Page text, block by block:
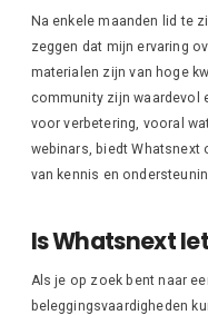
Na enkele maanden lid te
zeggen dat mijn ervaring
materialen zijn van hoge
community zijn waardevol
voor verbetering, vooral
webinars, biedt Whatsnext
van kennis en
Is Whatsnext
Als je op zoek bent naar
beleggingsvaardigheden